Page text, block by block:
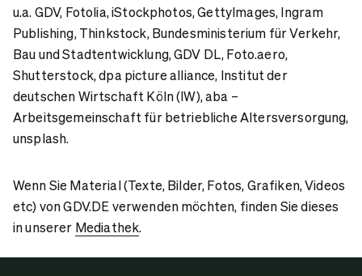
u.a. GDV, Fotolia, iStockphotos, GettyImages, Ingram
Publishing, Thinkstock, Bundesministerium für Verkehr,
Bau und Stadtentwicklung, GDV DL, Foto.aero,
Shutterstock, dpa picture alliance, Institut der
deutschen Wirtschaft Köln (IW), aba –
Arbeitsgemeinschaft für betriebliche Altersversorgung,
unsplash.
Wenn Sie Material (Texte, Bilder, Fotos, Grafiken, Videos
etc) von GDV.DE verwenden möchten, finden Sie dieses
in unserer Mediathek.